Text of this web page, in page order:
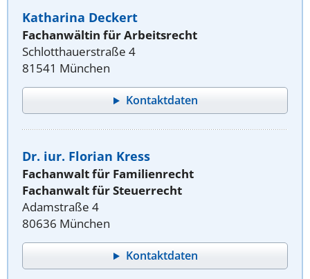
Katharina Deckert
Fachanwältin für Arbeitsrecht
Schlotthauerstraße 4
81541 München
Kontaktdaten
Dr. iur. Florian Kress
Fachanwalt für Familienrecht
Fachanwalt für Steuerrecht
Adamstraße 4
80636 München
Kontaktdaten